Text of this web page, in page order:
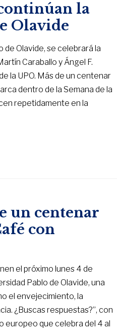
la
Olavide
de Olavide, se celebrará la
Caraballo y Ángel F.
la UPO. Más de un centenar
dentro de la Semana de la
repetidamente en la
un centenar
con
el próximo lunes 4 de
Pablo de Olavide, una
el envejecimiento, la
¿Buscas respuestas?”, con
europeo que celebra del 4 al